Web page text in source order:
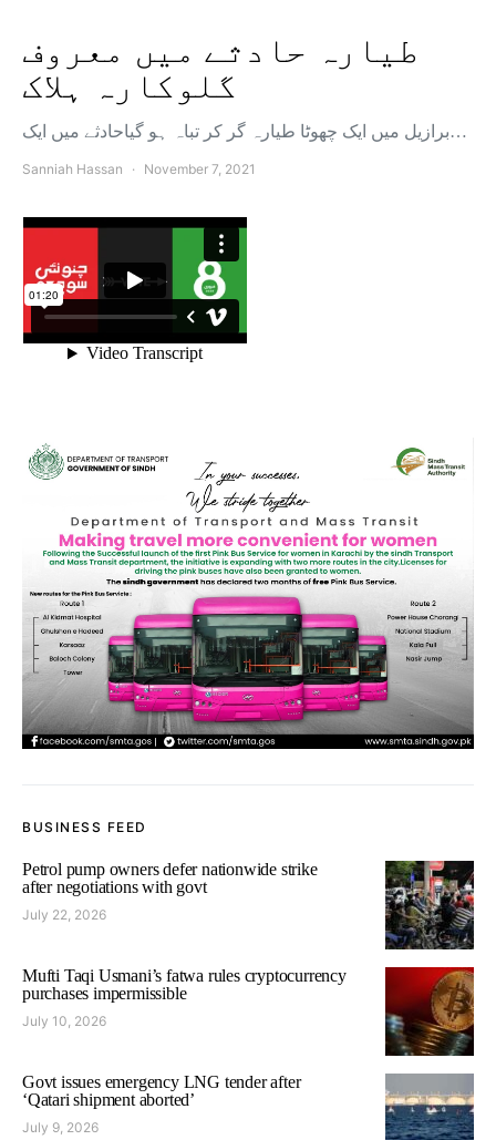
طیارہ حادثے میں معروف
گلوکارہ ہلاک
برازیل میں ایک چھوٹا طیارہ گر کر تباہ ہو گیاحادثے میں ایک…
Sanniah Hassan November 7, 2021
BUSINESS FEED
Petrol pump owners defer nationwide strike
after negotiations with govt
July 22, 2026
Mufti Taqi Usmani’s fatwa rules cryptocurrency
purchases impermissible
July 10, 2026
Govt issues emergency LNG tender after
‘Qatari shipment aborted’
July 9, 2026